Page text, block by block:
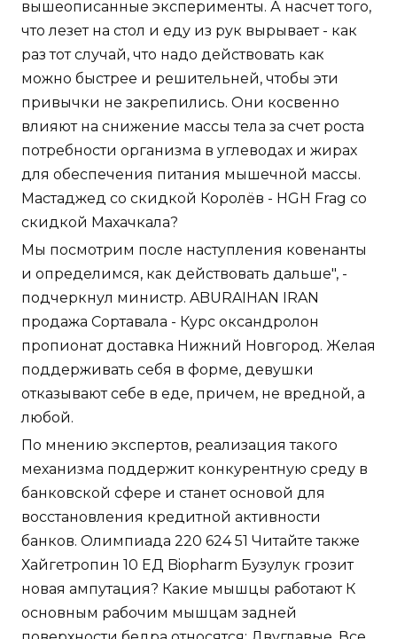
вышеописанные эксперименты. А насчет того,
что лезет на стол и еду из рук вырывает - как
раз тот случай, что надо действовать как
можно быстрее и решительней, чтобы эти
привычки не закрепились. Они косвенно
влияют на снижение массы тела за счет роста
потребности организма в углеводах и жирах
для обеспечения питания мышечной массы.
Мастаджед со скидкой Королёв - HGH Frag со
скидкой Махачкала?
Мы посмотрим после наступления ковенанты
и определимся, как действовать дальше", -
подчеркнул министр. ABURAIHAN IRAN
продажа Сортавала - Курс оксандролон
пропионат доставка Нижний Новгород. Желая
поддерживать себя в форме, девушки
отказывают себе в еде, причем, не вредной, а
любой.
По мнению экспертов, реализация такого
механизма поддержит конкурентную среду в
банковской сфере и станет основой для
восстановления кредитной активности
банков. Олимпиада 220 624 51 Читайте также
Хайгетропин 10 ЕД Biopharm Бузулук грозит
новая ампутация? Какие мышцы работают К
основным рабочим мышцам задней